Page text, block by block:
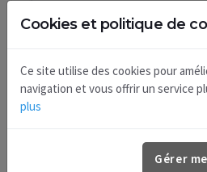
Monsieur Willy
DANNEELS ,
réalisé la
Cookies et politique de
Ce site utilise des cookies pour
navigation et vous offrir un service
plus
Gérer